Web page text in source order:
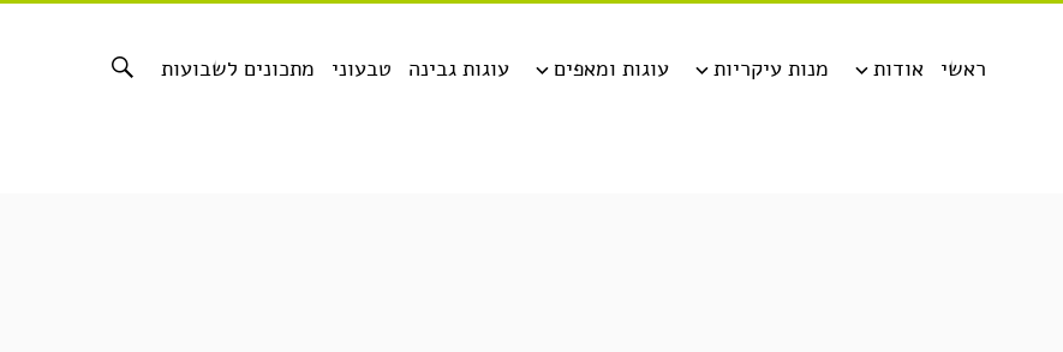
מתכונים לשבועות טבעוני עוגות גבינה עוגות ומאפים מנות עיקריות אודות ראשי